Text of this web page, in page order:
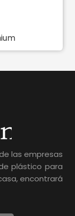
las empresas
plástico para
encontrará